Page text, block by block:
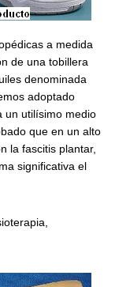
a medida
de una tobillera
denominada
adoptado
un utilísimo medio
que en un alto
la fascitis plantar,
significativa el